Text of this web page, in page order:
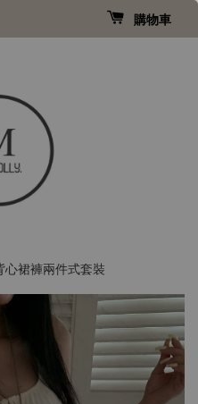
購物車
裙褲兩件式套裝